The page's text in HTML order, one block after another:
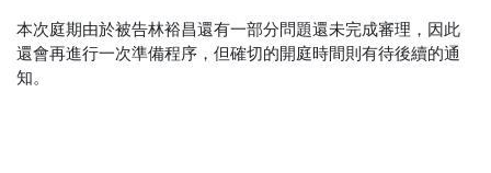
本次庭期由於被告林裕昌還有一部分問題還未完成審理，因此
還會再進行一次準備程序，但確切的開庭時間則有待後續的通
知。